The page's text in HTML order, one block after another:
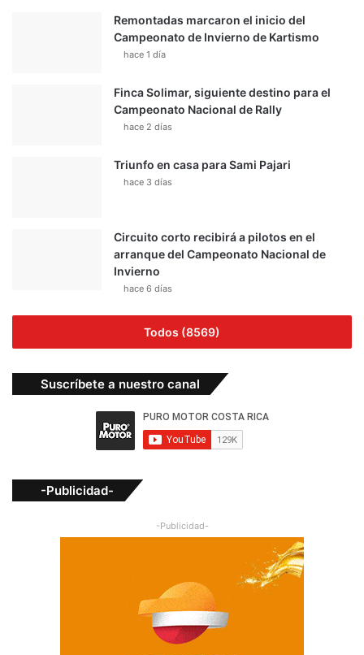
Remontadas marcaron el inicio del
Campeonato de Invierno de Kartismo
hace 1 día
Finca Solimar, siguiente destino para el
Campeonato Nacional de Rally
hace 2 días
Triunfo en casa para Sami Pajari
hace 3 días
Circuito corto recibirá a pilotos en el
arranque del Campeonato Nacional de
Invierno
hace 6 días
Todos (8569)
Suscríbete a nuestro canal
-Publicidad-
-Publicidad-